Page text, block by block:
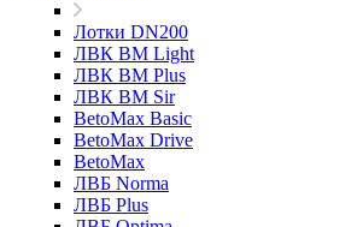
Лотки DN200
ЛВК ВМ Light
ЛВК ВМ Plus
ЛВК ВМ Sir
BetoMax Basic
BetoMax Drive
BetoMax
ЛВБ Norma
ЛВБ Plus